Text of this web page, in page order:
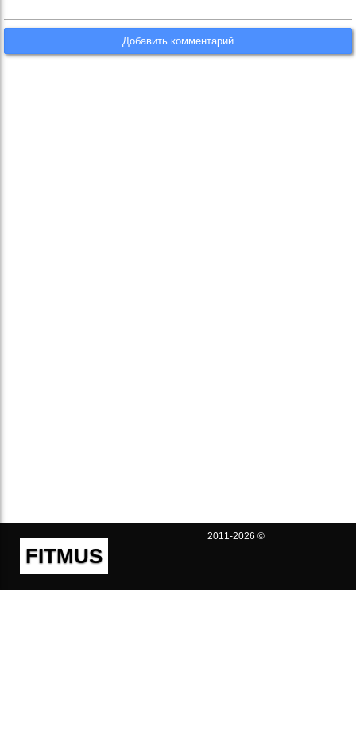
Добавить комментарий
FITMUS
2011-2026 ©